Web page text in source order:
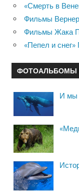
«Смерть в
Фильмы
Фильмы Жака
«Пепел и снег»
ФОТОАЛЬБОМЫ
И мы